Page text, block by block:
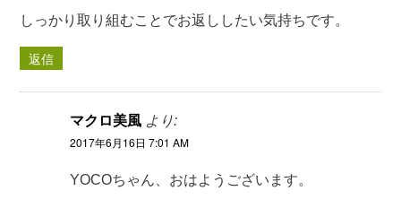
しっかり取り組むことでお返ししたい気持ちです。
返信
マクロ美風 より:
2017年6月16日 7:01 AM
YOCOちゃん、おはようございます。